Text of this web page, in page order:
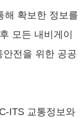
해 확보한 정보를
모든 내비게이
전을 위한 공공
ITS 교통정보와